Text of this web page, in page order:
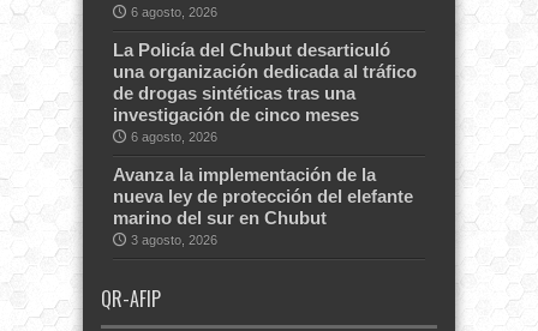
6 agosto, 2026
La Policía del Chubut desarticuló
una organización dedicada al tráfico
de drogas sintéticas tras una
investigación de cinco meses
6 agosto, 2026
Avanza la implementación de la
nueva ley de protección del elefante
marino del sur en Chubut
3 agosto, 2026
QR-AFIP